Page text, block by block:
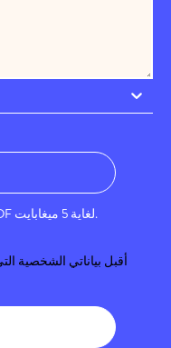
إن موضع تحميل الملفات يقبل ملفات PDF لغاية 5 ميغابايت.
أقبل بياناتي الشخصية